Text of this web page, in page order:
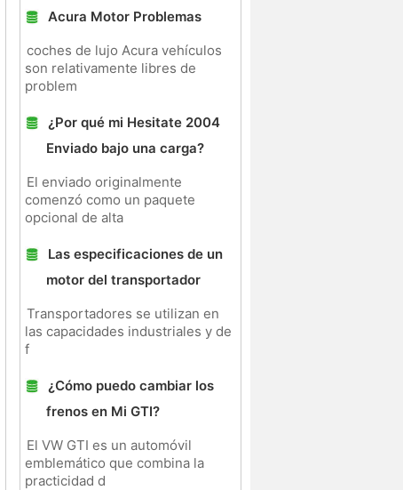
Acura Motor Problemas
coches de lujo Acura vehículos
son relativamente libres de
problem
¿Por qué mi Hesitate 2004
Enviado bajo una carga?
El enviado originalmente
comenzó como un paquete
opcional de alta
Las especificaciones de un
motor del transportador
Transportadores se utilizan en
las capacidades industriales y de
f
¿Cómo puedo cambiar los
frenos en Mi GTI?
El VW GTI es un automóvil
emblemático que combina la
practicidad d